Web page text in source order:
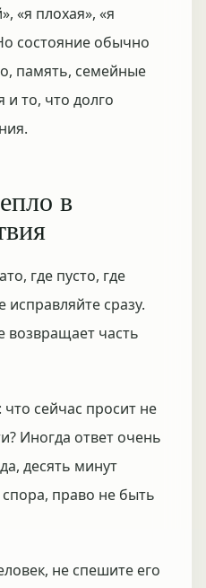
«я плохая», «я
состояние обычно
память, семейные
и то, что долго
в
где пусто, где
исправляйте сразу.
возвращает часть
сейчас просит не
Иногда ответ очень
десять минут
право не быть
не спешите его